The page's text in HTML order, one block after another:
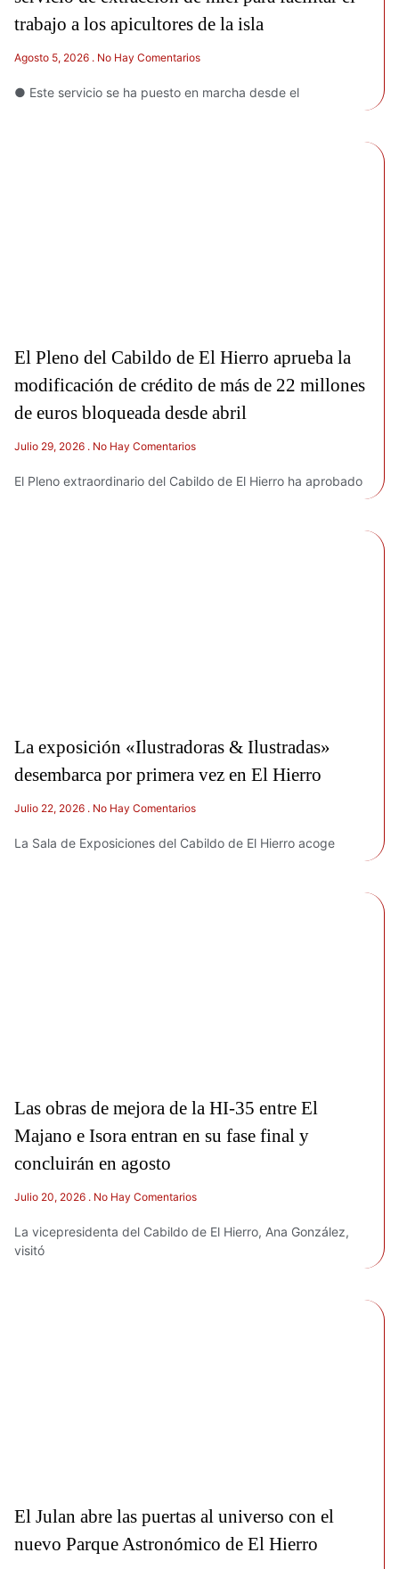
trabajo a los apicultores de la isla
Agosto 5, 2026 No Hay Comentarios
● Este servicio se ha puesto en marcha desde el
El Pleno del Cabildo de El Hierro aprueba la
modificación de crédito de más de 22 millones
de euros bloqueada desde abril
Julio 29, 2026 No Hay Comentarios
El Pleno extraordinario del Cabildo de El Hierro ha aprobado
La exposición «Ilustradoras & Ilustradas»
desembarca por primera vez en El Hierro
Julio 22, 2026 No Hay Comentarios
La Sala de Exposiciones del Cabildo de El Hierro acoge
Las obras de mejora de la HI-35 entre El
Majano e Isora entran en su fase final y
concluirán en agosto
Julio 20, 2026 No Hay Comentarios
La vicepresidenta del Cabildo de El Hierro, Ana González,
visitó
El Julan abre las puertas al universo con el
nuevo Parque Astronómico de El Hierro